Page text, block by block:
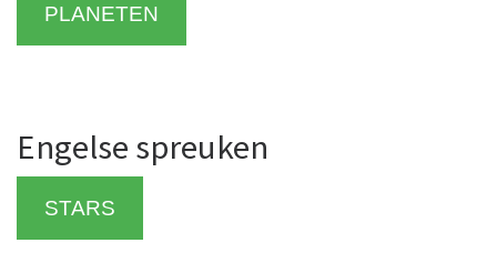
PLANETEN
Engelse spreuken
STARS